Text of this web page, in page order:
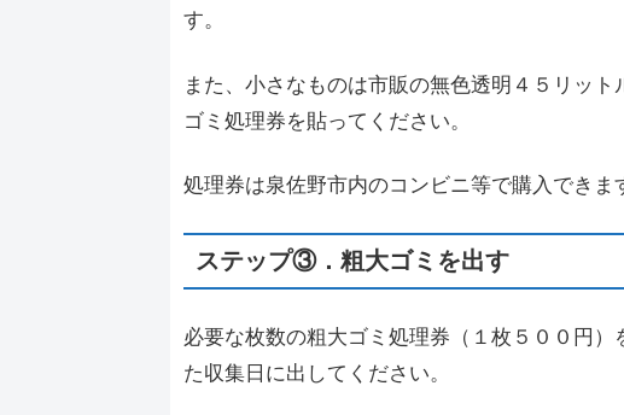
す。
また、小さなものは市販の無色透明４５リッ
ゴミ処理券を貼ってください。
処理券は泉佐野市内のコンビニ等で購入できま
ステップ③．粗大ゴミを出す
必要な枚数の粗大ゴミ処理券（１枚５００円
た収集日に出してください。